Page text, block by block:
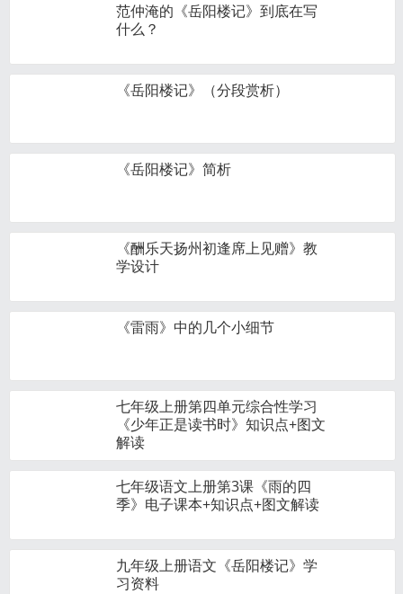
范仲淹的《岳阳楼记》到底在写
什么？
《岳阳楼记》（分段赏析）
《岳阳楼记》简析
《酬乐天扬州初逢席上见赠》教
学设计
《雷雨》中的几个小细节
七年级上册第四单元综合性学习
《少年正是读书时》知识点+图文
解读
七年级语文上册第3课《雨的四
季》电子课本+知识点+图文解读
九年级上册语文《岳阳楼记》学
习资料